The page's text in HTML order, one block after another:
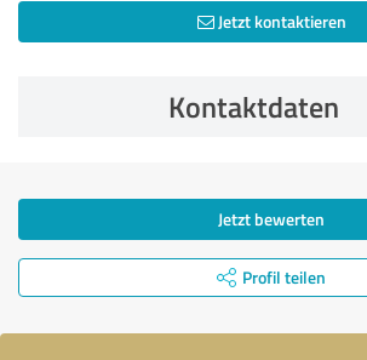
Jetzt kontaktieren
Kontaktdaten
Jetzt bewerten
Profil teilen